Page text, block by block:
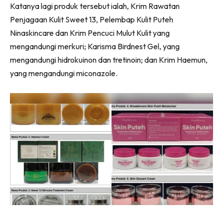
Katanya lagi produk tersebut ialah, Krim Rawatan
Penjagaan Kulit Sweet 13, Pelembap Kulit Puteh
Ninaskincare dan Krim Pencuci Mulut Kulit yang
mengandungi merkuri; Karisma Birdnest Gel, yang
mengandungi hidrokuinon dan tretinoin; dan Krim Haemun,
yang mengandungi miconazole.